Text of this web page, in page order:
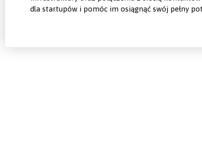
dla startupów i pomóc im osiągnąć swój pełny